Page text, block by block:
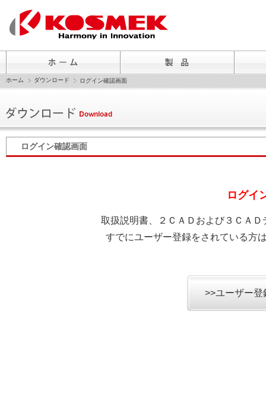
ホーム ダウンロード ログイン確認画面
ログイン確認画面
ログイ
取扱説明書、２ＣＡＤおよび３ＣＡ
すでにユーザー登録をされている方
>>ユーザー